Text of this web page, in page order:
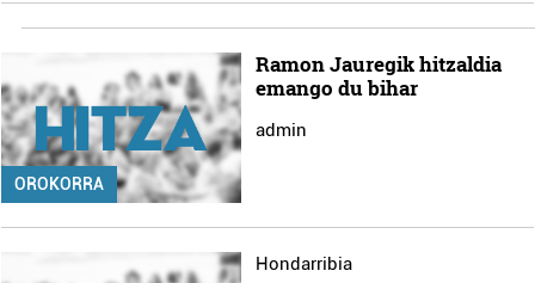
OROKORRA
Ramon Jauregik hitzaldia
emango du bihar
admin
Hondarribia